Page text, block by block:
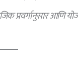
प्रवर्गानुसार आणि